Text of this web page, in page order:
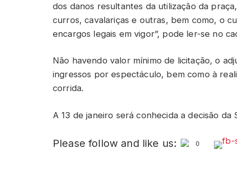
dos danos resultantes da utilização da
curros, cavalariças e outras, bem como, o
encargos legais em vigor”, pode ler-se no
Não havendo valor mínimo de licitação, o
ingressos por espectáculo, bem como à
corrida.
A 13 de janeiro será conhecida a decisão da
Please follow and like us: 0